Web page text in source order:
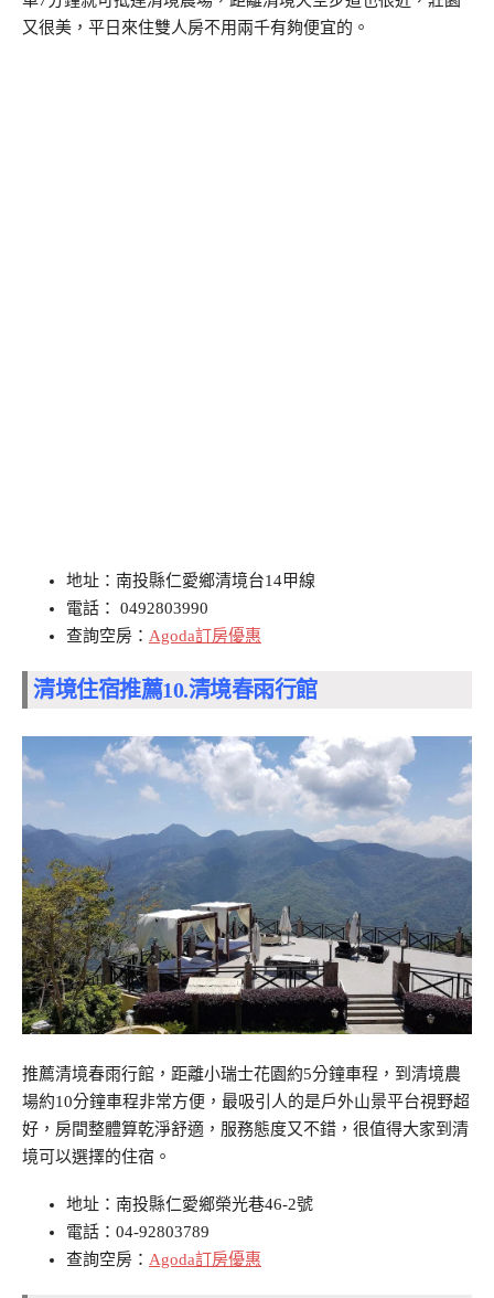
又很美，平日來住雙人房不用兩千有夠便宜的。
地址：南投縣仁愛鄉清境台14甲線
電話： 0492803990
查詢空房： Agoda訂房優惠
清境住宿推薦10.清境春雨行館
推薦清境春雨行館，距離小瑞士花園約5分鐘車程，到清境農
場約10分鐘車程非常方便，最吸引人的是戶外山景平台視野超
好，房間整體算乾淨舒適，服務態度又不錯，很值得大家到清
境可以選擇的住宿。
地址：南投縣仁愛鄉榮光巷46-2號
電話：04-92803789
查詢空房： Agoda訂房優惠